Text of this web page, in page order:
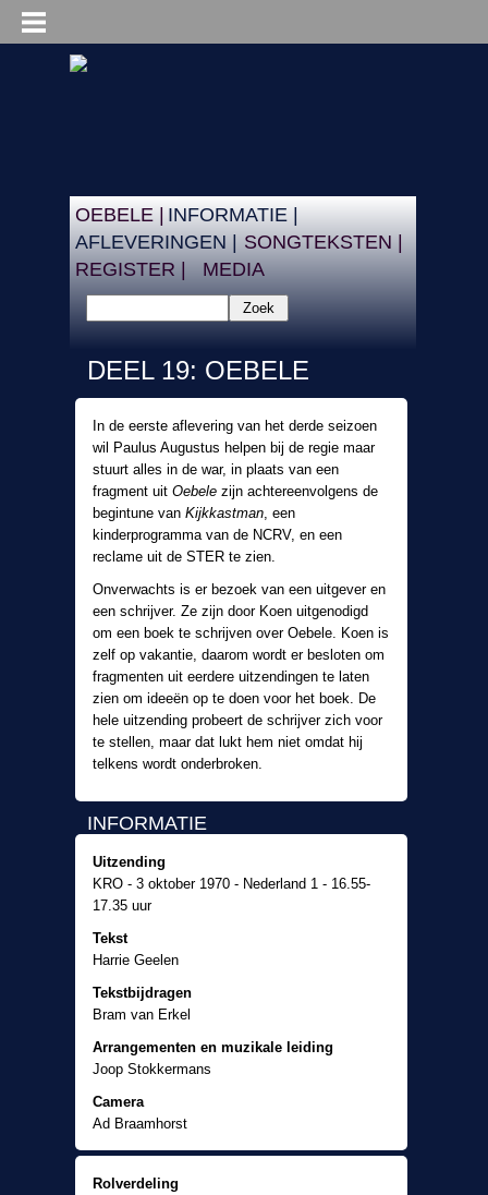
DEEL 19: OEBELE
In de eerste aflevering van het derde seizoen
wil Paulus Augustus helpen bij de regie maar
stuurt alles in de war, in plaats van een
fragment uit Oebele zijn achtereenvolgens de
begintune van Kijkkastman, een
kinderprogramma van de NCRV, en een
reclame uit de STER te zien.
Onverwachts is er bezoek van een uitgever en
een schrijver. Ze zijn door Koen uitgenodigd
om een boek te schrijven over Oebele. Koen is
zelf op vakantie, daarom wordt er besloten om
fragmenten uit eerdere uitzendingen te laten
zien om ideeën op te doen voor het boek. De
hele uitzending probeert de schrijver zich voor
te stellen, maar dat lukt hem niet omdat hij
telkens wordt onderbroken.
INFORMATIE
Uitzending
KRO - 3 oktober 1970 - Nederland 1 - 16.55-
17.35 uur
Tekst
Harrie Geelen
Tekstbijdragen
Bram van Erkel
Arrangementen en muzikale leiding
Joop Stokkermans
Camera
Ad Braamhorst
Decorontwerp
Els Salomons
Rolverdeling
Zoek
REGISTER |
SONGTEKSTEN |
MEDIA
INFORMATIE |
AFLEVERINGEN |
OEBELE |